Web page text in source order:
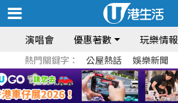
演唱會 優惠著數 玩樂情報
熱門關鍵字： 公屋熱話 娛樂新聞